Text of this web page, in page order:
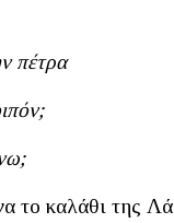
πέτρα
το καλάθι της